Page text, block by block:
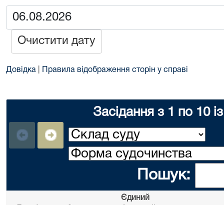
Очистити дату
Довідка Правила відображення сторін у справі
Засідання з 1 по 10
Пошук:
Єдиний